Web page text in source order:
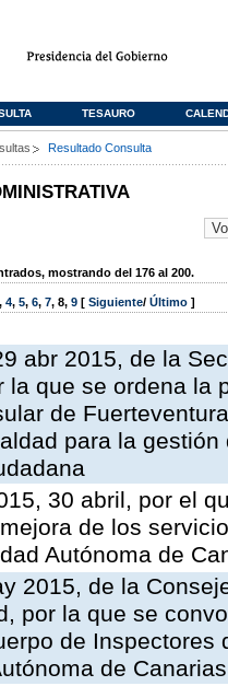
TESAURO
Resultado Consulta
mostrando del 176 al 200.
, 4, 5, 6, 7, 8, 9 [ Siguiente/ Último ]
abr 2015, de la
la que se ordena la
de
para la
30 abril, por el
de los
Autónoma de
2015, de la
por la que se
de
de Canarias